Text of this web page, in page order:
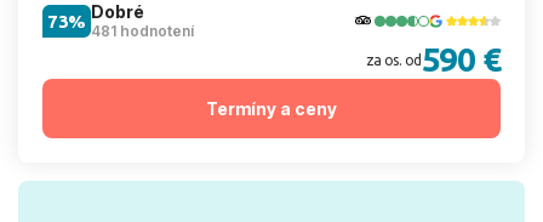
Dobré
481 hodnotení
73%
za os. od 590 €
Termíny a ceny